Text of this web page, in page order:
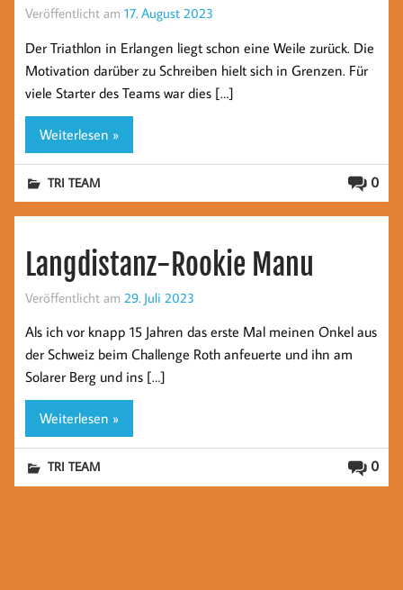
Veröffentlicht am 17. August 2023
Der Triathlon in Erlangen liegt schon eine Weile zurück. Die
Motivation darüber zu Schreiben hielt sich in Grenzen. Für
viele Starter des Teams war dies […]
Weiterlesen »
0
TRI TEAM
Langdistanz-Rookie Manu
Veröffentlicht am 29. Juli 2023
Als ich vor knapp 15 Jahren das erste Mal meinen Onkel aus
der Schweiz beim Challenge Roth anfeuerte und ihn am
Solarer Berg und ins […]
Weiterlesen »
0
TRI TEAM